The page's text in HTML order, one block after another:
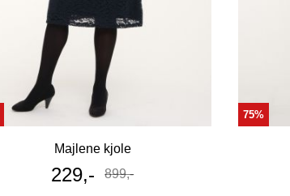
Majlene kjole
Tilbudspris
229,- Før
899,-
75%